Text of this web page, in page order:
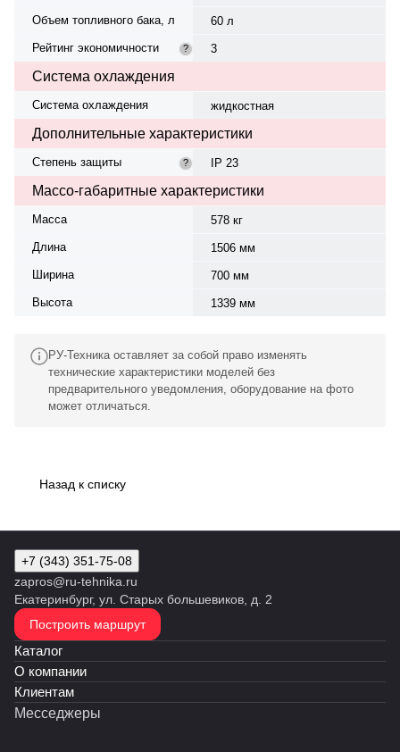
Объем топливного бака, л
60 л
Рейтинг экономичности
? 3
Система охлаждения
Система охлаждения жидкостная
Дополнительные характеристики
Степень защиты ? IP 23
Массо-габаритные характеристики
Масса
578 кг
Длина
1506 мм
Ширина
700 мм
Высота
1339 мм
РУ-Техника оставляет за собой право изменять
технические характеристики моделей без
предварительного уведомления, оборудование на фото
может отличаться.
Назад к списку
+7 (343) 351-75-08
zapros@ru-tehnika.ru
Екатеринбург, ул. Старых большевиков, д. 2
Построить маршрут
Каталог
О компании
Клиентам
Месседжеры